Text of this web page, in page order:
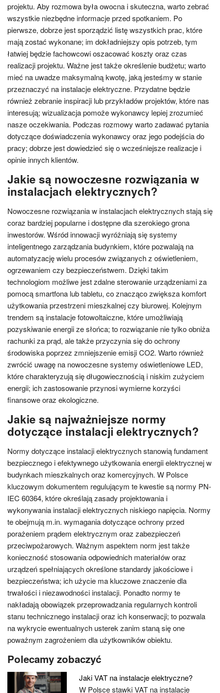
projektu. Aby rozmowa była owocna i skuteczna, warto zebrać
wszystkie niezbędne informacje przed spotkaniem. Po
pierwsze, dobrze jest sporządzić listę wszystkich prac, które
mają zostać wykonane; im dokładniejszy opis potrzeb, tym
łatwiej będzie fachowcowi oszacować koszty oraz czas
realizacji projektu. Ważne jest także określenie budżetu; warto
mieć na uwadze maksymalną kwotę, jaką jesteśmy w stanie
przeznaczyć na instalacje elektryczne. Przydatne będzie
również zebranie inspiracji lub przykładów projektów, które nas
interesują; wizualizacja pomoże wykonawcy lepiej zrozumieć
nasze oczekiwania. Podczas rozmowy warto zadawać pytania
dotyczące doświadczenia wykonawcy oraz jego podejścia do
pracy; dobrze jest dowiedzieć się o wcześniejsze realizacje i
opinie innych klientów.
Jakie są nowoczesne rozwiązania w
instalacjach elektrycznych?
Nowoczesne rozwiązania w instalacjach elektrycznych stają się
coraz bardziej popularne i dostępne dla szerokiego grona
inwestorów. Wśród innowacji wyróżniają się systemy
inteligentnego zarządzania budynkiem, które pozwalają na
automatyzację wielu procesów związanych z oświetleniem,
ogrzewaniem czy bezpieczeństwem. Dzięki takim
technologiom możliwe jest zdalne sterowanie urządzeniami za
pomocą smartfona lub tabletu, co znacząco zwiększa komfort
użytkowania przestrzeni mieszkalnej czy biurowej. Kolejnym
trendem są instalacje fotowoltaiczne, które umożliwiają
pozyskiwanie energii ze słońca; to rozwiązanie nie tylko obniża
rachunki za prąd, ale także przyczynia się do ochrony
środowiska poprzez zmniejszenie emisji CO2. Warto również
zwrócić uwagę na nowoczesne systemy oświetleniowe LED,
które charakteryzują się długowiecznością i niskim zużyciem
energii; ich zastosowanie przynosi wymierne korzyści
finansowe oraz ekologiczne.
Jakie są najważniejsze normy
dotyczące instalacji elektrycznych?
Normy dotyczące instalacji elektrycznych stanowią fundament
bezpiecznego i efektywnego użytkowania energii elektrycznej w
budynkach mieszkalnych oraz komercyjnych. W Polsce
kluczowym dokumentem regulującym te kwestie są normy PN-
IEC 60364, które określają zasady projektowania i
wykonywania instalacji elektrycznych niskiego napięcia. Normy
te obejmują m.in. wymagania dotyczące ochrony przed
porażeniem prądem elektrycznym oraz zabezpieczeń
przeciwpożarowych. Ważnym aspektem norm jest także
konieczność stosowania odpowiednich materiałów oraz
urządzeń spełniających określone standardy jakościowe i
bezpieczeństwa; ich użycie ma kluczowe znaczenie dla
trwałości i niezawodności instalacji. Ponadto normy te
nakładają obowiązek przeprowadzania regularnych kontroli
stanu technicznego instalacji oraz ich konserwacji; to pozwala
na wykrycie ewentualnych usterek zanim staną się one
poważnym zagrożeniem dla użytkowników obiektu.
Polecamy zobaczyć
Jaki VAT na instalacje elektryczne?
W Polsce stawki VAT na instalacje